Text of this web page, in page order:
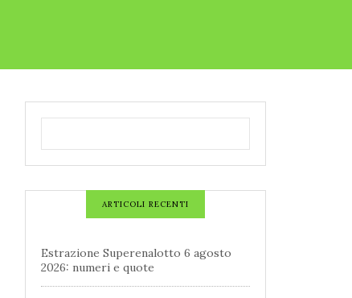
ARTICOLI RECENTI
Estrazione Superenalotto 6 agosto
2026: numeri e quote